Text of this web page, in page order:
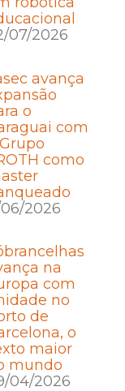
07/2026
avança
o
com
como
06/2026
na
com
no
de
o
maior
mundo
04/2026